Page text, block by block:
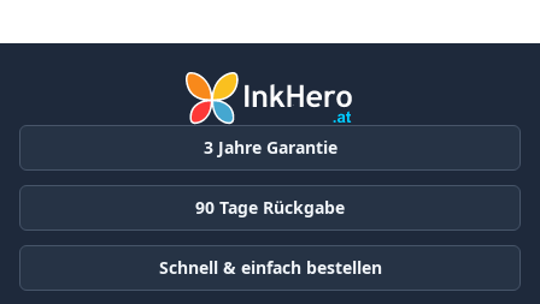
3 Jahre Garantie
90 Tage Rückgabe
Schnell & einfach bestellen